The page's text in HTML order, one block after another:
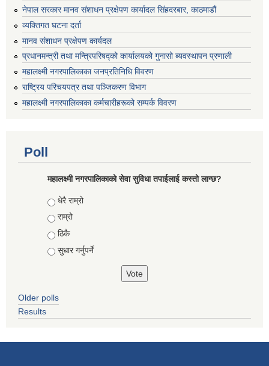
नेपाल सरकार मानव संशाधन प्रक्षेपण कार्यादल सिंहदरबार, काठमाडौं
व्यक्तिगत घटना दर्ता
मानव संशाधन प्रक्षेपण कार्यदल
प्रधानमन्त्री तथा मन्त्रिपरिषद्को कार्यालयको गुनासो ब्यवस्थापन प्रणाली
महालक्ष्मी नगरपालिकाका जनप्रतिनिधि विवरण
राष्ट्रिय परिचयपत्र तथा पञ्जिकरण विभाग
महालक्ष्मी नगरपालिकाका कर्मचारीहरूको सम्पर्क विवरण
Poll
महालक्ष्मी नगरपालिकाको सेवा सुविधा तपाईलाई कस्तो लाग्छ?
Choices
धेरै राम्रो
राम्रो
ठिकै
सुधार गर्नुपर्ने
Older polls
Results